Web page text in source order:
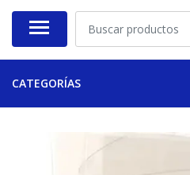
CATEGORÍAS